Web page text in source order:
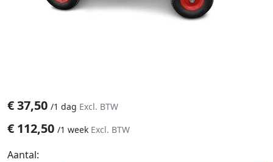
€37,50 /1 dag Excl. BTW
€ 112,50 /1 week Excl. BTW
Aantal: